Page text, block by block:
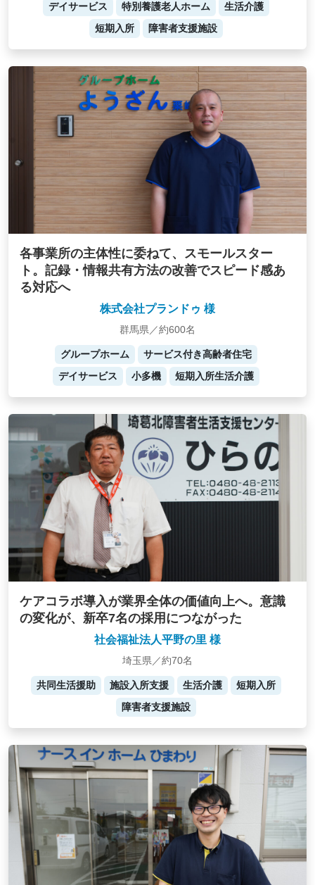
デイサービス 特別養護老人ホーム
生活介護
短期入所
障害者支援施設
各事業所の主体性に委ねて、スモールスター
ト。記録・情報共有方法の改善でスピード感あ
る対応へ
株式会社プランドゥ 様
群馬県／約600名
グループホーム
サービス付き高齢者住宅
デイサービス
小多機 短期入所生活介護
ケアコラボ導入が業界全体の価値向上へ。意識
の変化が、新卒7名の採用につながった
社会福祉法人平野の里 様
埼玉県／約70名
共同生活援助 施設入所支援 生活介護
短期入所
障害者支援施設